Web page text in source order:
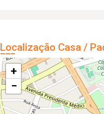
Localização Casa /
+
−